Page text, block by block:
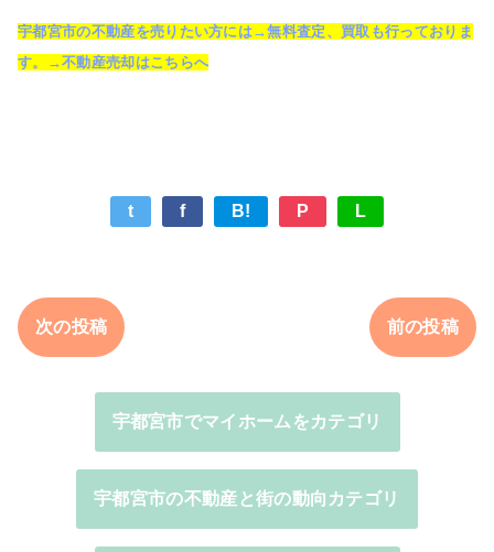
宇都宮市の不動産を売りたい方には→無料査定、買取も行っておりま
す。→不動産売却はこちらへ
t f B! P L
次の投稿 前の投稿
宇都宮市でマイホームをカテゴリ
宇都宮市の不動産と街の動向カテゴリ